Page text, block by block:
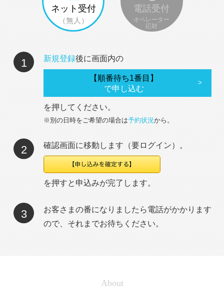
ネット受付
（無人）
電話受付
オペレーター
応対
1 新規登録後に画面内の
【順番待ち1番目】
で申し込む
を押してください。
※別の日時をご希望の場合は予約状況から。
2 確認画面に移動します（要ログイン）。
を押すと申込みが完了します。
3
お客さまの番になりましたら電話がかかります
ので、それまでお待ちください。
About